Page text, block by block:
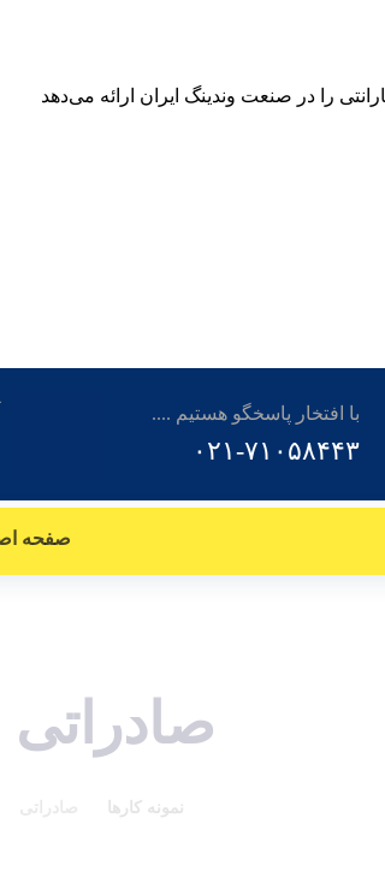
را در صنعت وندینگ ایران ارائه می‌دهد
با افتخار پاسخگو هستیم ....
۰۲۱-۷۱۰۵۸۴۴۳
صفحه
صادراتی
نمونه کارها